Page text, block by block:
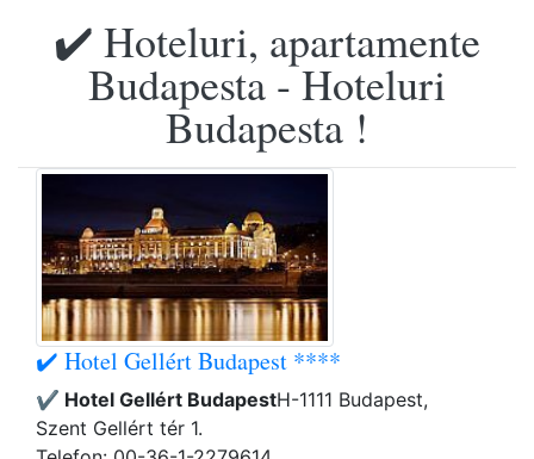
✔️ Hoteluri, apartamente
Budapesta - Hoteluri
Budapesta !
✔️ Hotel Gellért Budapest ****
✔️ Hotel Gellért BudapestH-1111 Budapest,
Szent Gellért tér 1.